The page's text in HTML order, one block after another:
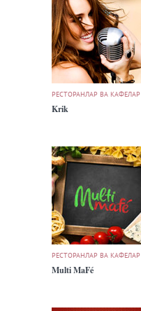
РЕСТОРАНЛАР ВА КАФЕЛАР
Krik
РЕСТОРАНЛАР ВА КАФЕЛАР
Multi MaFé